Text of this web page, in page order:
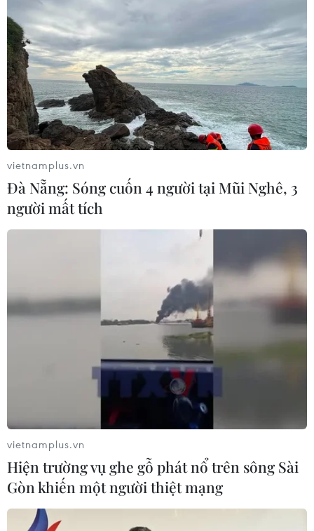
vietnamplus.vn
Đà Nẵng: Sóng cuốn 4 người tại Mũi Nghê, 3
người mất tích
vietnamplus.vn
Hiện trường vụ ghe gỗ phát nổ trên sông Sài
Gòn khiến một người thiệt mạng